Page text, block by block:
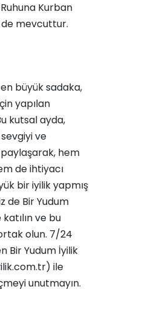
Kurban
mevcuttur.
büyük sadaka,
yapılan
kutsal ayda,
ve
hem
de ihtiyacı
bir iyilik yapmış
de Bir Yudum
ve bu
olun. 7/24
Bir Yudum İyilik
ile
unutmayın.